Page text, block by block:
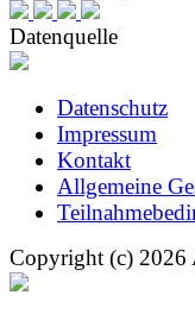
Datenquelle
Datenschutz
Impressum
Kontakt
Allgemeine
Copyright (c) 2026